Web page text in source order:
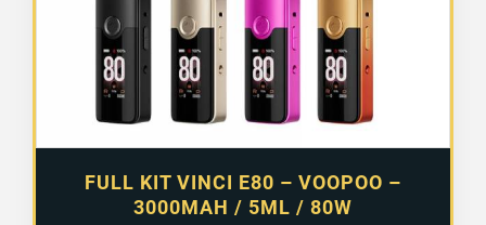
FULL KIT VINCI E80 – VOOPOO –
3000MAH / 5ML / 80W